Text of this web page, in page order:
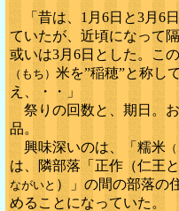
「昔は、1月6日と3月6
ていたが、近頃になって
或いは3月6日とした。こ
（もち） 米を”稲穂”と称し
え、・・」
祭りの回数と、期日。
品。
興味深いのは、「糯米
は、隣部落「正作（仁王
ながいと ）」の間の部落の
めることになっていた。